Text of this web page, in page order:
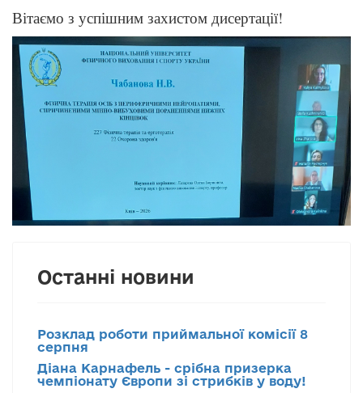
Вітаємо з успішним захистом дисертації!
Останні новини
Розклад роботи приймальної комісії 8
серпня
Діана Карнафель - срібна призерка
чемпіонату Європи зі стрибків у воду!